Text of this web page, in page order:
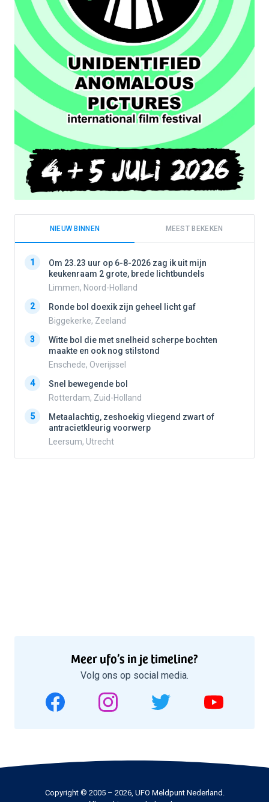
NIEUW BINNEN MEEST BEKEKEN
1
Om 23.23 uur op 6-8-2026 zag ik uit mijn
keukenraam 2 grote, brede lichtbundels
Limmen, Noord-Holland
2
Ronde bol doexik zijn geheel licht gaf
Biggekerke, Zeeland
3
Witte bol die met snelheid scherpe bochten
maakte en ook nog stilstond
Enschede, Overijssel
4
Snel bewegende bol
Rotterdam, Zuid-Holland
5
Metaalachtig, zeshoekig vliegend zwart of
antracietkleurig voorwerp
Leersum, Utrecht
Meer ufo’s in je timeline?
Volg ons op social media.
Copyright © 2005 – 2026, UFO Meldpunt Nederland.